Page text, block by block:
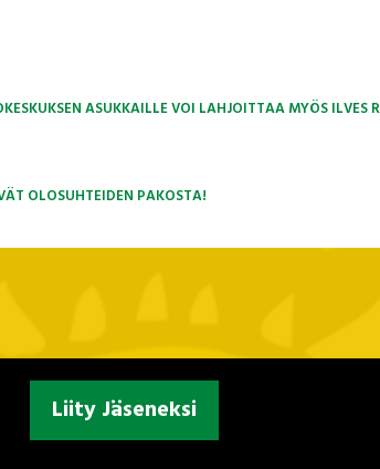
ASUKKAILLE VOI LAHJOITTAA MYÖS ILVES
OLOSUHTEIDEN PAKOSTA!
Liity Jäseneksi